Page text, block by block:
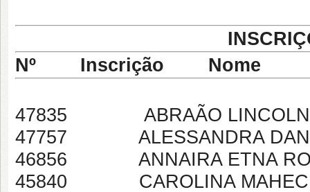
Nº Inscrição Nome
47835 ABRAÃO LINCOLN
47757 ALESSANDRA
46856 ANNAIRA ETNA
45840 CAROLINA